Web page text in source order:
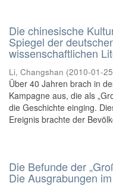
Die chinesische
Spiegel der
wissenschaftlichen
Li, Changshan (2010-01-25
Über 40 Jahren brach in
Kampagne aus, die als
die Geschichte einging.
Ereignis brachte der
Die Befunde der
Die Ausgrabungen